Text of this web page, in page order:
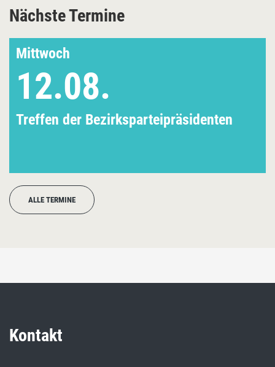
Nächste Termine
Mittwoch
12.08.
Treffen der Bezirksparteipräsidenten
ALLE TERMINE
Kontakt